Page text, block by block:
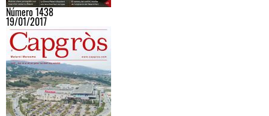
Número 1438
19/01/2017